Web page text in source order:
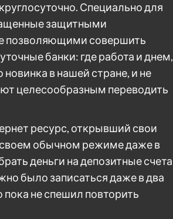
Специально для
защитными
позволяющими совершить
банки: где работа и днем,
в нашей стране, и не
целесообразным переводить
ресурс, открывший свои
своем обычном режиме даже в
деньги на депозитные счета
было записаться даже в два
не спешил повторить